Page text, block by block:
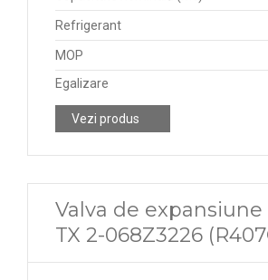
Refrigerant
MOP
Egalizare
Vezi produs
Valva de expansiune
TX 2-068Z3226